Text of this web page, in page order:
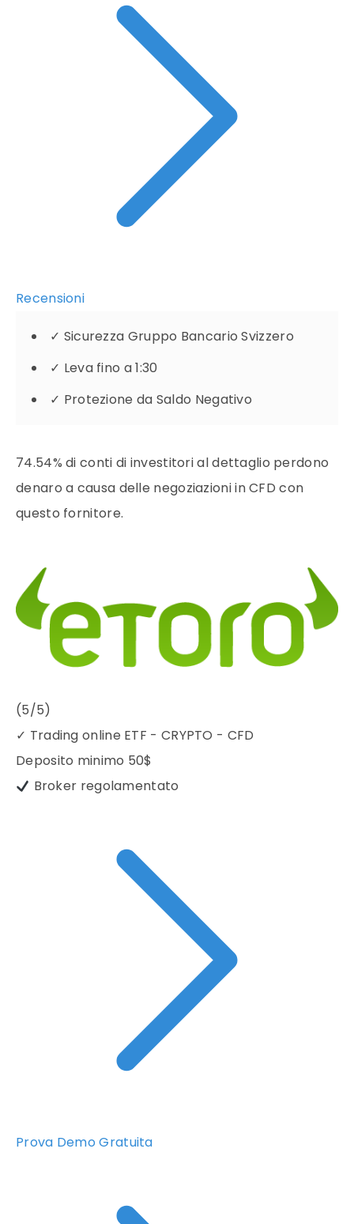
Recensioni
✓ Sicurezza Gruppo Bancario Svizzero
✓ Leva fino a 1:30
✓ Protezione da Saldo Negativo
74.54% di conti di investitori al dettaglio perdono
denaro a causa delle negoziazioni in CFD con
questo fornitore.
(5/5)
✓ Trading online ETF - CRYPTO - CFD
Deposito minimo 50$
Broker regolamentato
Prova Demo Gratuita